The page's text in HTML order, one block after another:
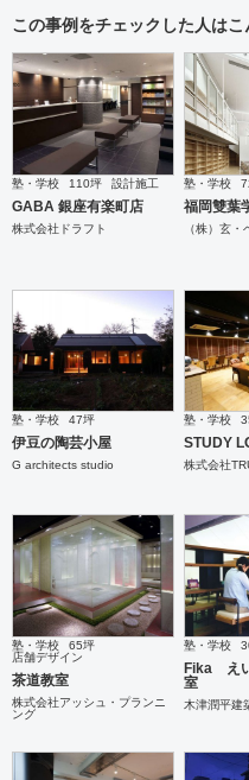
この事例をチェックした人は
塾・学校 110坪 設計施工
GABA 銀座有楽町店
株式会社ドラフト
塾・学校
福岡雙葉
（株）玄
塾・学校 47坪
伊豆の陶芸小屋
G architects studio
塾・学校
STUDY
株式会社
塾・学校
65坪
店舗デザイン
茶道教室
株式会社アッシュ・プランニ
ング
塾・学校
Fika え
室
木津潤平建